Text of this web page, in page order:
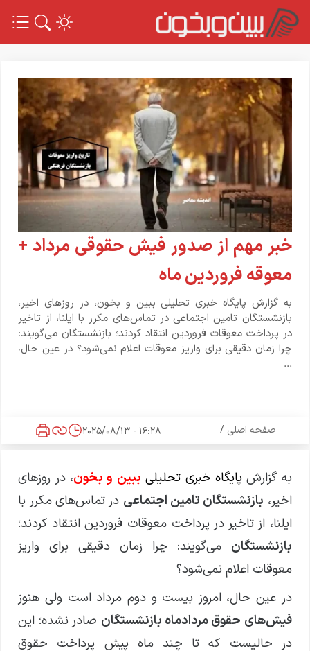
صفحه اصلی /
16:28 - 2025/08/13
خبر مهم از صدور فیش حقوقی مرداد +
معوقه فروردین ماه
به گزارش پایگاه خبری تحلیلی ببین و بخون، در روزهای اخیر،
بازنشستگان تامین اجتماعی در تماس‌های مکرر با ایلنا، از تاخیر
در پرداخت معوقات فروردین انتقاد کردند؛ بازنشستگان می‌گویند:
چرا زمان دقیقی برای واریز معوقات اعلام نمی‌شود؟ در عین حال،
...
به گزارش پایگاه خبری تحلیلی ببین و بخون، در روزهای
اخیر، بازنشستگان تامین اجتماعی در تماس‌های مکرر با
ایلنا، از تاخیر در پرداخت معوقات فروردین انتقاد کردند؛
بازنشستگان می‌گویند: چرا زمان دقیقی برای واریز
معوقات اعلام نمی‌شود؟
در عین حال، امروز بیست و دوم مرداد است ولی هنوز
فیش‌های حقوق مردادماه بازنشستگان صادر نشده؛ این
در حالیست که تا چند ماه پیش پرداخت حقوق